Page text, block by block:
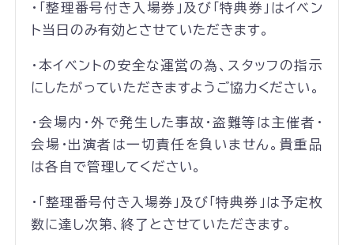
・「整理番号付き入場券」及び「特典券」はイベン
ト当日のみ有効とさせていただきます。
・本イベントの安全な運営の為、スタッフの指示
にしたがっていただきますようご協力ください。
・会場内・外で発生した事故・盗難等は主催者・
会場・出演者は一切責任を負いません。貴重品
は各自で管理してください。
・「整理番号付き入場券」及び「特典券」は予定枚
数に達し次第、終了とさせていただきます。